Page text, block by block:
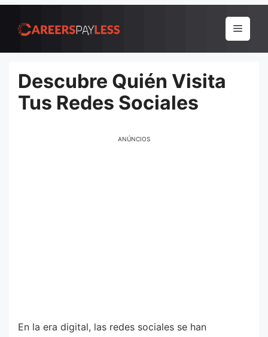
para
conteúdo
Menu
Descubre Quién Visita
Tus Redes Sociales
ANÚNCIOS
En la era digital, las redes sociales se han